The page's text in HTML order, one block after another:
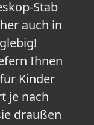
Stab
auch in
Ihnen
Kinder
je nach
draußen